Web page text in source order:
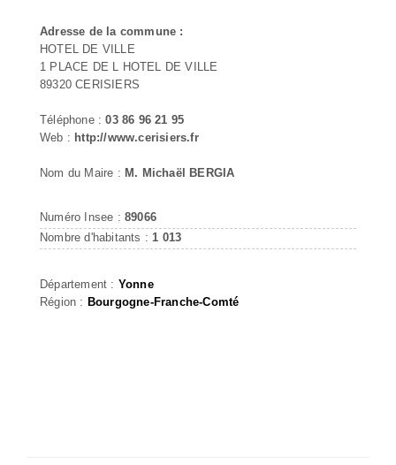
Adresse de la commune :
HOTEL DE VILLE
1 PLACE DE L HOTEL DE VILLE
89320 CERISIERS
Téléphone :03 86 96 21 95
Web : http://www.cerisiers.fr
Nom du Maire : M. Michaël BERGIA
Numéro Insee : 89066
Nombre d'habitants : 1 013
Département : Yonne
Région : Bourgogne-Franche-Comté